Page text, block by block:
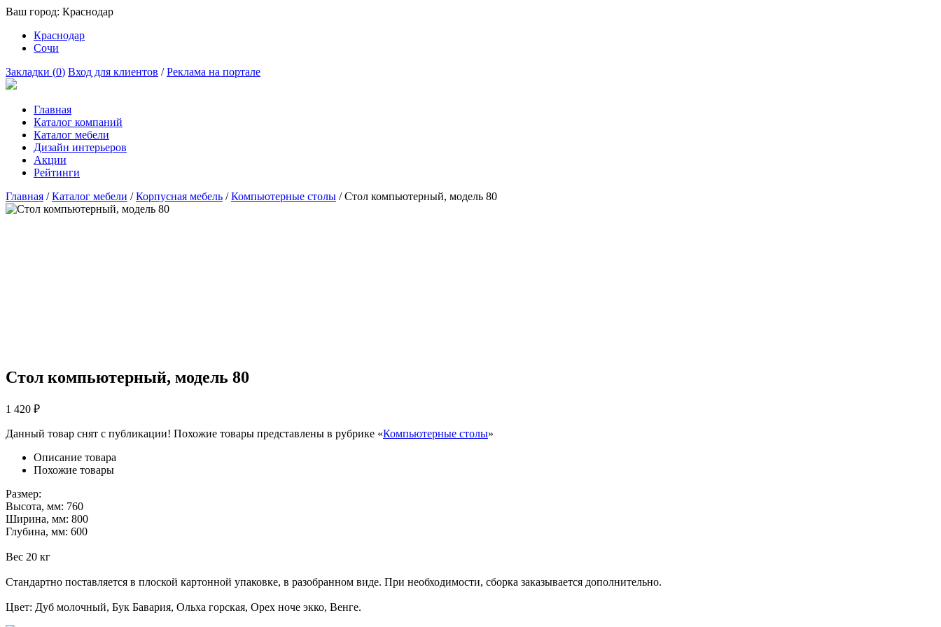
Ваш город: Краснодар
Краснодар
Сочи
Закладки (0) Вход для клиентов /Реклама на портале
Главная
Каталог компаний
Каталог мебели
Дизайн интерьеров
Акции
Рейтинги
Главная /Каталог мебели /Корпусная мебель /Компьютерные столы /Стол компьютерный, модель 80
Стол компьютерный, модель 80
1 420 ₽
Данный товар снят с публикации! Похожие товары представлены в рубрике «Компьютерные столы»
Описание товара
Похожие товары
Размер:
Высота, мм: 760
Ширина, мм: 800
Глубина, мм: 600
Вес 20 кг
Стандартно поставляется в плоской картонной упаковке, в разобранном виде. При необходимости, сборка заказывается дополнительно.
Цвет: Дуб молочный, Бук Бавария, Ольха горская, Орех ноче экко, Венге.